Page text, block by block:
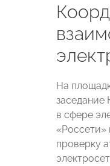
На
заседание
в сфере
проверку